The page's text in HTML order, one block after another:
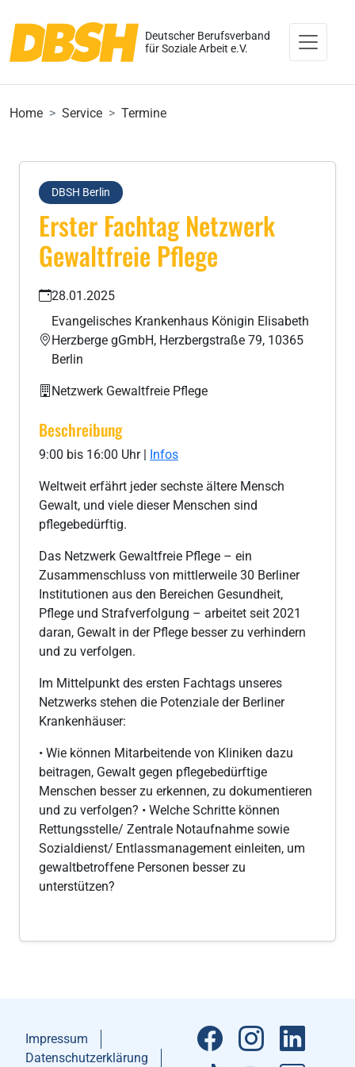
Deutscher Berufsverband
für Soziale Arbeit e.V.
Home Service Termine
DBSH Berlin
Erster Fachtag Netzwerk
Gewaltfreie Pflege
28.01.2025
Evangelisches Krankenhaus Königin Elisabeth
Herzberge gGmbH, Herzbergstraße 79, 10365
Berlin
Netzwerk Gewaltfreie Pflege
Beschreibung
9:00 bis 16:00 Uhr | Infos
Weltweit erfährt jeder sechste ältere Mensch
Gewalt, und viele dieser Menschen sind
pflegebedürftig.
Das Netzwerk Gewaltfreie Pflege – ein
Zusammenschluss von mittlerweile 30 Berliner
Institutionen aus den Bereichen Gesundheit,
Pflege und Strafverfolgung – arbeitet seit 2021
daran, Gewalt in der Pflege besser zu verhindern
und zu verfolgen.
Im Mittelpunkt des ersten Fachtags unseres
Netzwerks stehen die Potenziale der Berliner
Krankenhäuser:
• Wie können Mitarbeitende von Kliniken dazu
beitragen, Gewalt gegen pflegebedürftige
Menschen besser zu erkennen, zu dokumentieren
und zu verfolgen? • Welche Schritte können
Rettungsstelle/ Zentrale Notaufnahme sowie
Sozialdienst/ Entlassmanagement einleiten, um
gewaltbetroffene Personen besser zu
unterstützen?
Impressum
Datenschutzerklärung